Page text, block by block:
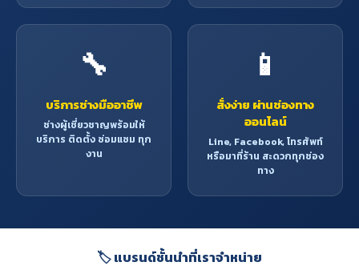
🔧
บริการช่างมืออาชีพ
ช่างผู้เชี่ยวชาญพร้อมให้
บริการ ติดตั้ง ซ่อมแซม ทุก
งาน
📱
สั่งง่าย ผ่านช่องทาง
ออนไลน์
Line, Facebook, โทรศัพท์
หรือมาที่ร้าน สะดวกทุกช่อง
ทาง
🏷️ แบรนด์ชั้นนำที่เราจำหน่าย